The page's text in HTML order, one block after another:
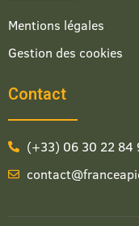
Mentions légales
Gestion des cookies
Contact
(+33) 06 30 22 84